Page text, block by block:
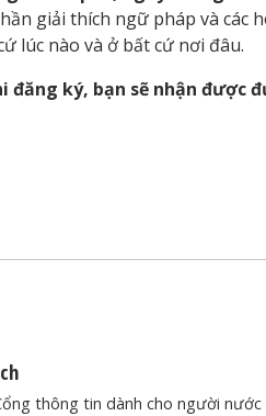
giải thích ngữ pháp và các
lúc nào và ở bất cứ nơi đâu.
đăng ký, bạn sẽ nhận được
thông tin dành cho người